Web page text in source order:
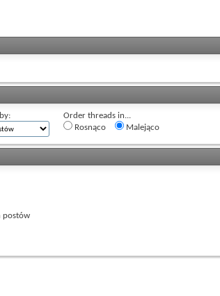
Order threads in...
Rosnąco
Malejąco
postów